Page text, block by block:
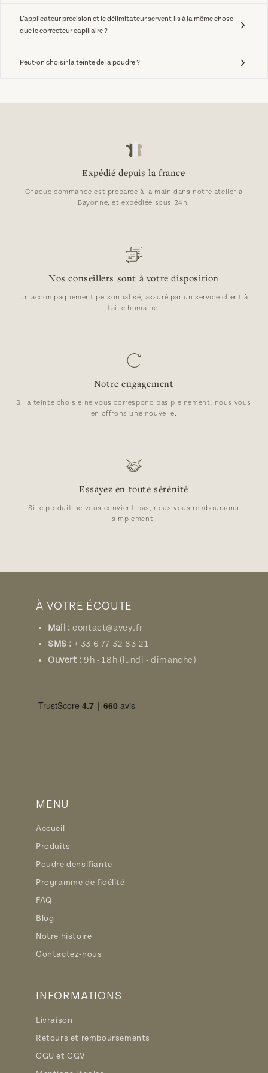
densifiante et des autres accessoires.
L’applicateur précision et le délimitateur servent-ils à la même chose
que le correcteur capillaire ?
densifiante. Le correcteur capillaire est un produit distinct,
Peut-on choisir la teinte de la poudre ?
Expédié depuis la france
Chaque commande est préparée à la main dans notre atelier à
Bayonne, et expédiée sous 24h.
Nos conseillers sont à votre disposition
Un accompagnement personnalisé, assuré par un service client à
taille humaine.
Notre engagement
Si la teinte choisie ne vous correspond pas pleinement, nous vous
en offrons une nouvelle.
Essayez en toute sérénité
Si le produit ne vous convient pas, nous vous remboursons
simplement.
À VOTRE ÉCOUTE
Mail : contact@avey.fr
SMS : + 33 6 77 32 83 21
Ouvert : 9h - 18h (lundi - dimanche)
MENU
Accueil
Produits
Poudre densifiante
Programme de fidélité
FAQ
Blog
Notre histoire
Contactez-nous
INFORMATIONS
Livraison
Retours et remboursements
CGU et CGV